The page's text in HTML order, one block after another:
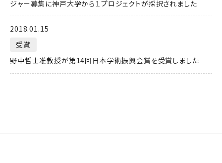
ジャー募集に神戸大学から１プロジェクトが採択されました
2018.01.15
受賞
野中哲士准教授が第14回日本学術振興会賞を受賞しました